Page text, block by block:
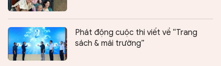
Phát động cuộc thi viết về “Trang
sách & mái trường”